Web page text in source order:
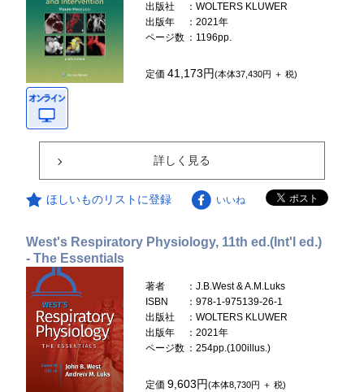
出版社
：WOLTERS KLUWER
出版年
：2021年
ページ数 ：1196pp.
定価41,173円(本体37,430円 ＋ 税)
詳しく見る
ほしいものリストに登録 いいね
West's Respiratory Physiology, 11th ed.(Int'l ed.)
- The Essentials
著者
：J.B.West & A.M.Luks
ISBN
：978-1-975139-26-1
出版社
：WOLTERS KLUWER
出版年
：2021年
ページ数 ：254pp.(100illus.)
定価9,603円(本体8,730円 ＋ 税)